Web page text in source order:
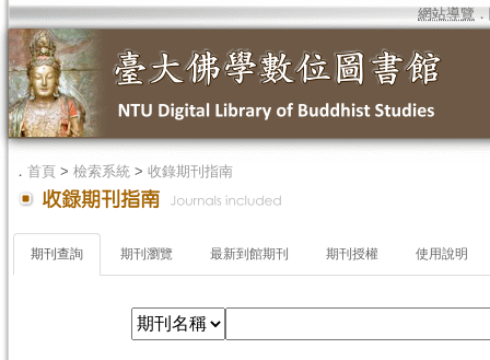
網站導覽 ．
． 首頁 > 檢索系統 > 收錄期刊指南
期刊查詢 期刊瀏覽 最新到館期刊 期刊授權 使用說明